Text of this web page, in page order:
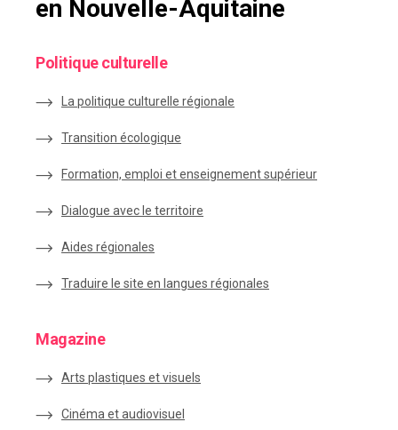
en Nouvelle-Aquitaine
Politique culturelle
La politique culturelle régionale
Transition écologique
Formation, emploi et enseignement supérieur
Dialogue avec le territoire
Aides régionales
Traduire le site en langues régionales
Magazine
Arts plastiques et visuels
Cinéma et audiovisuel